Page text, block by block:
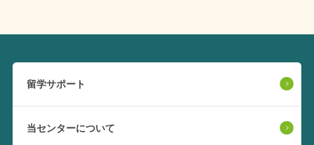
留学サポート
当センターについて